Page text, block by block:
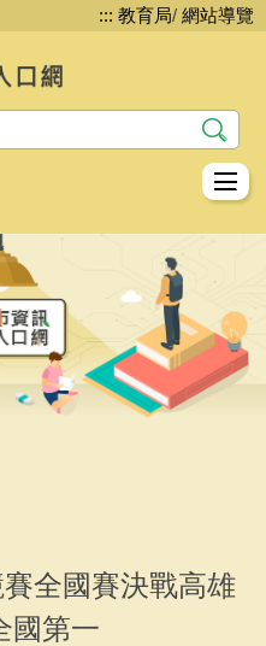
::: 教育局/ 網站導覽
全國賽決戰高雄
國第一